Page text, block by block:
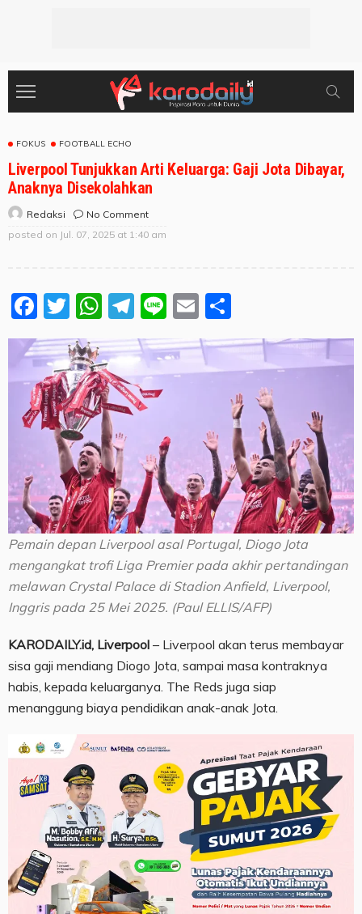
FOKUS FOOTBALL ECHO
Liverpool Tunjukkan Arti Keluarga: Gaji Jota Dibayar,
Anaknya Disekolahkan
Redaksi
No Comment
posted on Jul. 07, 2025 at 1:40 am
Facebook
Twitter
WhatsApp
Telegram
LineEmail
Pemain depan Liverpool asal Portugal, Diogo Jota
mengangkat trofi Liga Premier pada akhir pertandingan
melawan Crystal Palace di Stadion Anfield, Liverpool,
Inggris pada 25 Mei 2025. (Paul ELLIS/AFP)
KARODAILY.id, Liverpool – Liverpool akan terus membayar
sisa gaji mendiang Diogo Jota, sampai masa kontraknya
habis, kepada keluarganya. The Reds juga siap
menanggung biaya pendidikan anak-anak Jota.